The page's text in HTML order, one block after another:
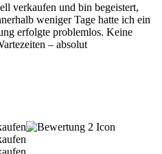
verkaufen und bin begeistert,
weniger Tage hatte ich ein
erfolgte problemlos. Keine
– absolut